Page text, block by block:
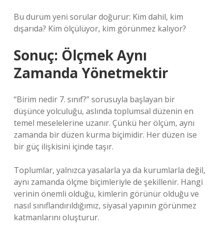
Bu durum yeni sorular doğurur: Kim dahil, kim
dışarıda? Kim ölçülüyor, kim görünmez kalıyor?
Sonuç: Ölçmek Aynı
Zamanda Yönetmektir
“Birim nedir 7. sınıf?” sorusuyla başlayan bir
düşünce yolculuğu, aslında toplumsal düzenin en
temel meselelerine uzanır. Çünkü her ölçüm, aynı
zamanda bir düzen kurma biçimidir. Her düzen ise
bir güç ilişkisini içinde taşır.
Toplumlar, yalnızca yasalarla ya da kurumlarla değil,
aynı zamanda ölçme biçimleriyle de şekillenir. Hangi
verinin önemli olduğu, kimlerin görünür olduğu ve
nasıl sınıflandırıldığımız, siyasal yapının görünmez
katmanlarını oluşturur.